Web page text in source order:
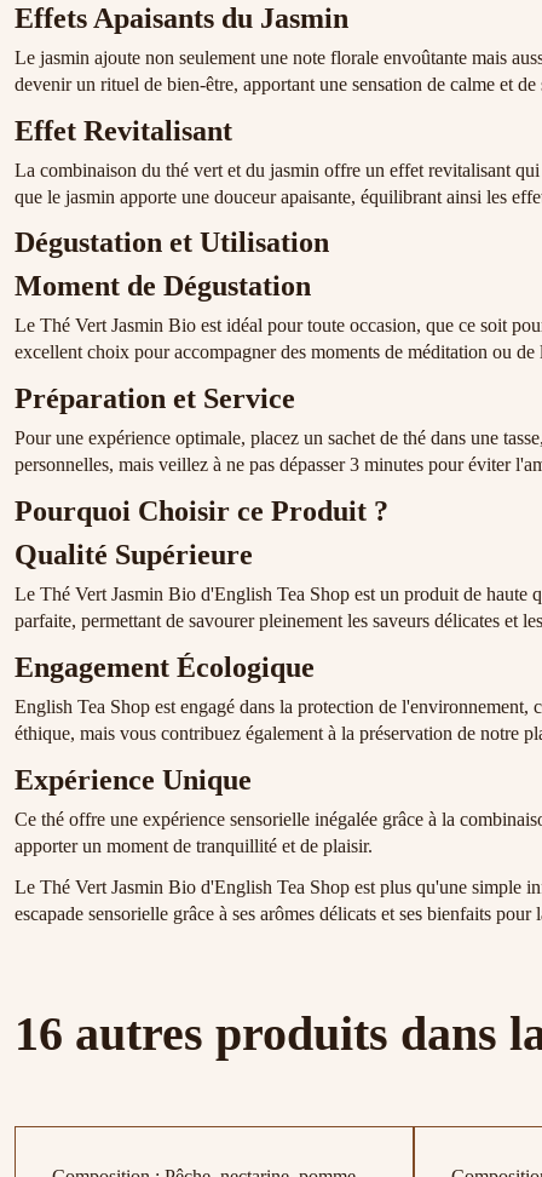
Effets Apaisants du Jasmin
Le jasmin ajoute non seulement une note florale envoûtante mais
devenir un rituel de bien-être, apportant une sensation de calme et
Effet Revitalisant
La combinaison du thé vert et du jasmin offre un effet revitalisant
que le jasmin apporte une douceur apaisante, équilibrant ainsi les
Dégustation et Utilisation
Moment de Dégustation
Le Thé Vert Jasmin Bio est idéal pour toute occasion, que ce soit
excellent choix pour accompagner des moments de méditation ou de
Préparation et Service
Pour une expérience optimale, placez un sachet de thé dans une
personnelles, mais veillez à ne pas dépasser 3 minutes pour éviter
Pourquoi Choisir ce Produit ?
Qualité Supérieure
Le Thé Vert Jasmin Bio d'English Tea Shop est un produit de haute
parfaite, permettant de savourer pleinement les saveurs délicates et
Engagement Écologique
English Tea Shop est engagé dans la protection de
éthique, mais vous contribuez également à la préservation de notre
Expérience Unique
Ce thé offre une expérience sensorielle inégalée grâce à la
apporter un moment de tranquillité et de plaisir.
Le Thé Vert Jasmin Bio d'English Tea Shop est plus qu'une simple
escapade sensorielle grâce à ses arômes délicats et ses bienfaits
16 autres produits dans